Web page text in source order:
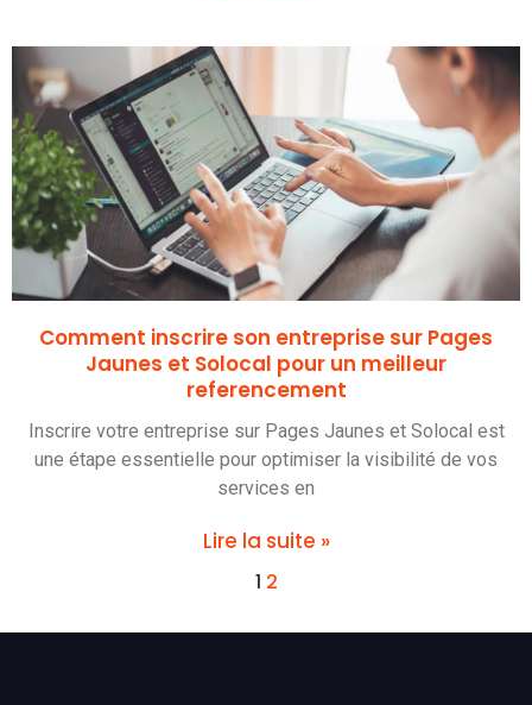
Comment inscrire son entreprise sur Pages
Jaunes et Solocal pour un meilleur
referencement
Inscrire votre entreprise sur Pages Jaunes et Solocal est
une étape essentielle pour optimiser la visibilité de vos
services en
Lire la suite »
1 2